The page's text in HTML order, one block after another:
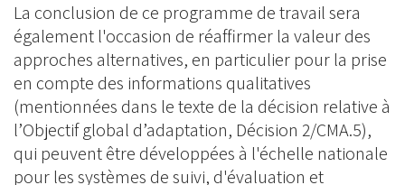
La conclusion de ce programme de travail sera
également l'occasion de réaffirmer la valeur des
approches alternatives, en particulier pour la prise
en compte des informations qualitatives
(mentionnées dans le texte de la décision relative à
l’Objectif global d’adaptation, Décision 2/CMA.5),
qui peuvent être développées à l'échelle nationale
pour les systèmes de suivi, d'évaluation et